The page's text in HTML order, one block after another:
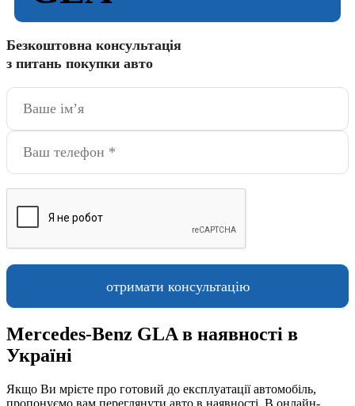
Безкоштовна консультація
з питань покупки авто
Mercedes-Benz GLA в наявності в
Україні
Якщо Ви мрієте про готовий до експлуатації автомобіль,
пропонуємо вам переглянути авто в наявності. В онлайн-